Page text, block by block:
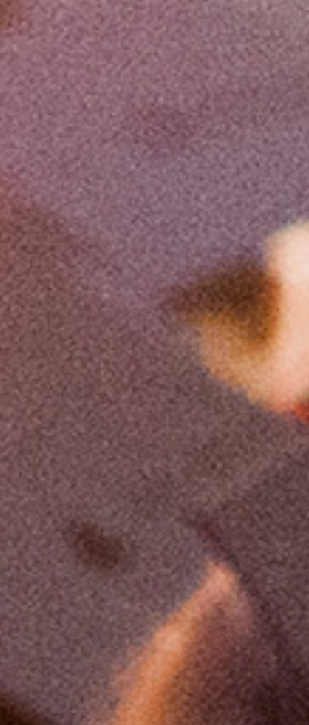
Το πρόγραμμα
BA (Hons) Media Production / Film
Directing
, που προσφέρεται από το Μητροπολιτικό
Κολλέγιο σε συνεργασία με το Queen Margaret University,
δίνει τη δυνατότητα στους φοιτητές να εξερευνήσουν
όλα τα στάδια της κινηματογραφικής παραγωγής — από
τη σύλληψη της ιδέας έως την τελική προβολή — και να
αποκτήσουν πρακτικές εμπειρίες μέσω projects,
εργαστηρίων και συμμετοχής σε διεθνή φεστιβάλ.